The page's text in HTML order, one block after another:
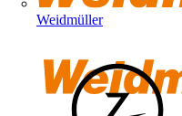
Weidmüller